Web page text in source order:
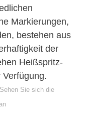
Markierungen,
bestehen aus
der
Heißspritz-
Sehen Sie sich die